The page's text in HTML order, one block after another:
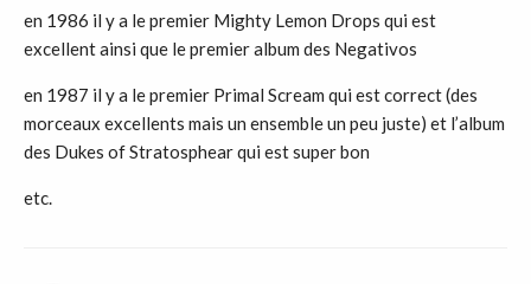
en 1986 il y a le premier Mighty Lemon Drops qui est
excellent ainsi que le premier album des Negativos
en 1987 il y a le premier Primal Scream qui est correct (des
morceaux excellents mais un ensemble un peu juste) et l’album
des Dukes of Stratosphear qui est super bon
etc.